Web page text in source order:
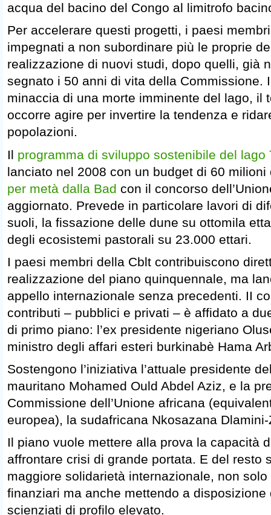
acqua del bacino del Congo al limitrofo
Per accelerare questi progetti, i paesi
impegnati a non subordinare più le proprie
realizzazione di nuovi studi, dopo quelli, già
segnato i 50 anni di vita della Commissione.
minaccia di una morte imminente del lago, il
occorre agire per invertire la tendenza e
popolazioni.
Il programma di sviluppo sostenibile del lago
lanciato nel 2008 con un budget di 60
per metà dalla Bad con il concorso
aggiornato. Prevede in particolare lavori di
suoli, la fissazione delle dune su ottomila
degli ecosistemi pastorali su 23.000 ettari.
I paesi membri della Cblt contribuiscono
realizzazione del piano quinquennale, ma
appello internazionale senza precedenti. II
contributi – pubblici e privati – è affidato a
di primo piano: l’ex presidente nigeriano
ministro degli affari esteri burkinabè Hama
Sostengono l’iniziativa l’attuale presidente
mauritano Mohamed Ould Abdel Aziz, e la
Commissione dell’Unione africana
europea), la sudafricana Nkosazana
Il piano vuole mettere alla prova la capacità
affrontare crisi di grande portata. E del resto
maggiore solidarietà internazionale, non
finanziari ma anche mettendo a
scienziati di profilo elevato.